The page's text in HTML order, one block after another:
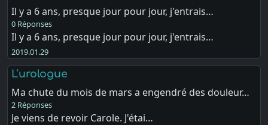
Il y a 6 ans, presque jour pour jour, j'entrais…
0 Réponses
Il y a 6 ans, presque jour pour jour, j'entrais…
2019.01.29
L'urologue
Ma chute du mois de mars a engendré des douleur…
2 Réponses
Je viens de revoir Carole. J'étai…